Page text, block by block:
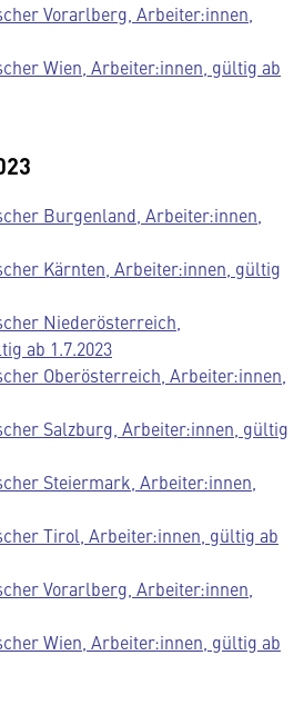
Vorarlberg, Arbeiter:innen,
Wien, Arbeiter:innen, gültig ab
Burgenland, Arbeiter:innen,
Kärnten, Arbeiter:innen, gültig
Niederösterreich,
ab 1.7.2023
Oberösterreich, Arbeiter:innen,
Salzburg, Arbeiter:innen, gültig
Steiermark, Arbeiter:innen,
Tirol, Arbeiter:innen, gültig ab
Vorarlberg, Arbeiter:innen,
Wien, Arbeiter:innen, gültig ab